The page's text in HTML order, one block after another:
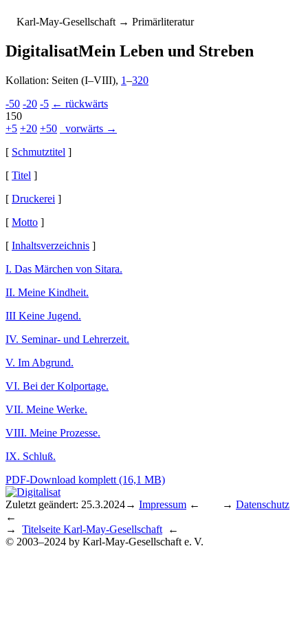
Karl-May-Gesellschaft → Primärliteratur
DigitalisatMein Leben und Streben
Kollation: Seiten (I–VIII), 1–320
-50 -20 -5 ← rückwärts
150
+5 +20 +50
vorwärts →
[ Schmutztitel ]
[ Titel ]
[ Druckerei ]
[ Motto ]
[ Inhaltsverzeichnis ]
I. Das Märchen von Sitara.
II. Meine Kindheit.
III Keine Jugend.
IV. Seminar- und Lehrerzeit.
V. Im Abgrund.
VI. Bei der Kolportage.
VII. Meine Werke.
VIII. Meine Prozesse.
IX. Schluß.
PDF-Download komplett (16,1 MB)
Zuletzt geändert: 25.3.2024→ Impressum ← → Datenschutz
←
→ Titelseite Karl-May-Gesellschaft ←
© 2003–2024 by Karl-May-Gesellschaft e. V.